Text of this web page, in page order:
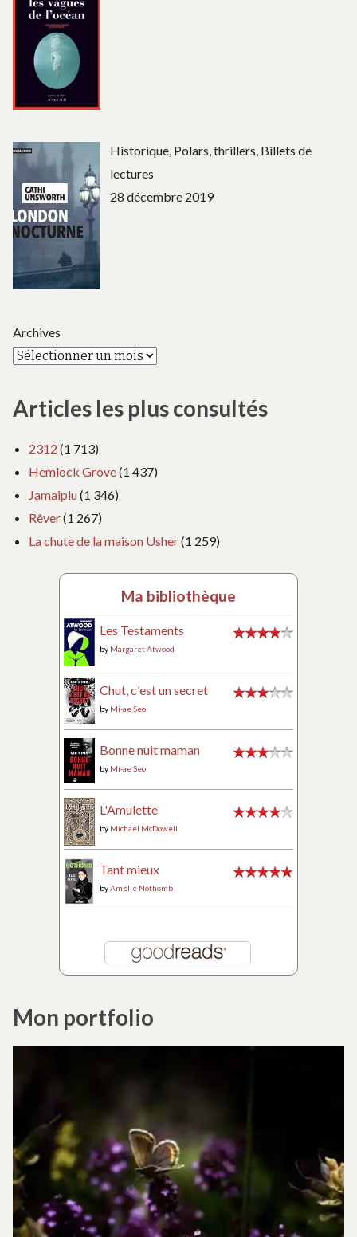
Historique, Polars, thrillers, Billets de
lectures
28 décembre 2019
Archives
Articles les plus consultés
2312 (1 713)
Hemlock Grove(1 437)
Jamaiplu(1 346)
Rêver(1 267)
La chute de la maison Usher(1 259)
Ma bibliothèque
Les Testaments
by Margaret Atwood
Chut, c'est un secret
by Mi-ae Seo
Bonne nuit maman
by Mi-ae Seo
L'Amulette
by Michael McDowell
Tant mieux
byAmélie Nothomb
Mon portfolio